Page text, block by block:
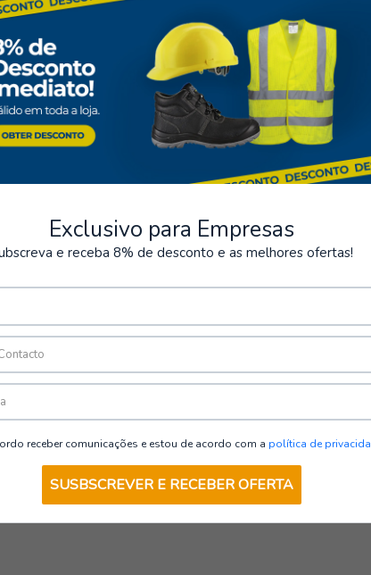
1 pansement pour
10 x 10 cm
1 paire de ciseaux
1 pansement
1 support mural
plusieurs méthodes de
Stockage
Possibilité de récupérer la
Exclusivo para Empresas
e receba 8% de desconto e as melhores ofertas!
receber comunicações e estou de acordo com a política de
SUSBSCREVER E RECEBER OFERTA